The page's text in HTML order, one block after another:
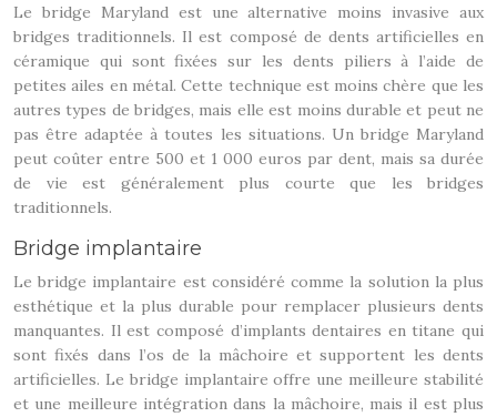
Le bridge Maryland est une alternative moins invasive aux
bridges traditionnels. Il est composé de dents artificielles en
céramique qui sont fixées sur les dents piliers à l’aide de
petites ailes en métal. Cette technique est moins chère que les
autres types de bridges, mais elle est moins durable et peut ne
pas être adaptée à toutes les situations. Un bridge Maryland
peut coûter entre 500 et 1 000 euros par dent, mais sa durée
de vie est généralement plus courte que les bridges
traditionnels.
Bridge implantaire
Le bridge implantaire est considéré comme la solution la plus
esthétique et la plus durable pour remplacer plusieurs dents
manquantes. Il est composé d’implants dentaires en titane qui
sont fixés dans l’os de la mâchoire et supportent les dents
artificielles. Le bridge implantaire offre une meilleure stabilité
et une meilleure intégration dans la mâchoire, mais il est plus